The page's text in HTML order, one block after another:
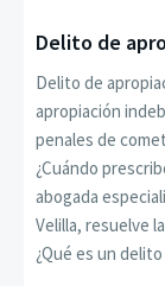
Delito de
Delito de
apropiación
penales de
¿Cuándo
abogada
Velilla, resuelve
¿Qué es un